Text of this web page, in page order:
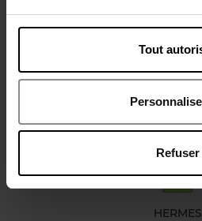
Tout
Refuser
Review Beleid inzake
HERMES